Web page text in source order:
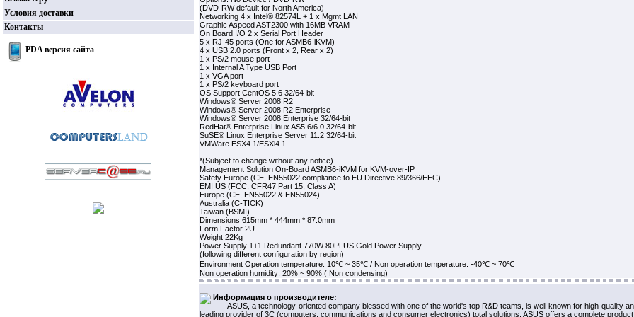
Условия доставки
Контакты
PDA версия сайта
(DVD-RW default for North America)
Networking 4 x Intel® 82574L + 1 x Mgmt LAN
Graphic Aspeed AST2300 with 16MB VRAM
On Board I/O 2 x Serial Port Header
5 x RJ-45 ports (One for ASMB6-iKVM)
4 x USB 2.0 ports (Front x 2, Rear x 2)
1 x PS/2 mouse port
1 x Internal A Type USB Port
1 x VGA port
1 x PS/2 keyboard port
OS Support CentOS 5.6 32/64-bit
Windows® Server 2008 R2
Windows® Server 2008 R2 Enterprise
Windows® Server 2008 Enterprise 32/64-bit
RedHat® Enterprise Linux AS5.6/6.0 32/64-bit
SuSE® Linux Enterprise Server 11.2 32/64-bit
VMWare ESX4.1/ESXi4.1
*(Subject to change without any notice)
Management Solution On-Board ASMB6-iKVM for KVM-over-IP
Safety Europe (CE, EN55022 compliance to EU Directive 89/366/EEC)
EMI US (FCC, CFR47 Part 15, Class A)
Europe (CE, EN55022 & EN55024)
Australia (C-TICK)
Taiwan (BSMI)
Dimensions 615mm * 444mm * 87.0mm
Form Factor 2U
Weight 22Kg
Power Supply 1+1 Redundant 770W 80PLUS Gold Power Supply
(following different configuration by region)
Environment Operation temperature: 10℃ ~ 35℃ / Non operation temperature: -40℃ ~ 70℃
Non operation humidity: 20% ~ 90% ( Non condensing)
Информация о производителе:
ASUS, a technology-oriented company blessed with one of the world's top R&D teams, is well known for high-quality
leading provider of 3C (computers, communications and consumer electronics) total solutions, ASUS offers a complete